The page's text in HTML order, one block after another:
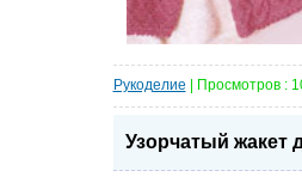
Рукоделие | Просмотров :
Узорчатый жакет